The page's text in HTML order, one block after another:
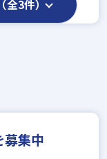
全3件）
集中